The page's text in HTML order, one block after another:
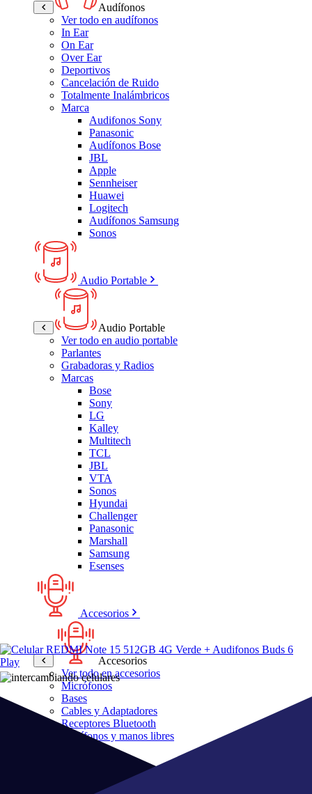
Audífonos
Ver todo en audífonos
In Ear
On Ear
Over Ear
Deportivos
Cancelación de Ruido
Totalmente Inalámbricos
Marca
Audifonos Sony
Panasonic
Audífonos Bose
JBL
Apple
Sennheiser
Huawei
Logitech
Audífonos Samsung
Sonos
Audio Portable
Audio Portable
Ver todo en audio portable
Parlantes
Grabadoras y Radios
Marcas
Bose
Sony
LG
Kalley
Multitech
TCL
JBL
VTA
Sonos
Hyundai
Challenger
Panasonic
Marshall
Samsung
Esenses
Accesorios
Accesorios
Ver todo en accesorios
Micrófonos
Bases
Cables y Adaptadores
Receptores Bluetooth
Audífonos y manos libres